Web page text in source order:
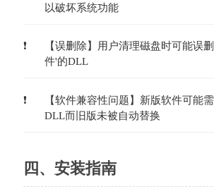
以破坏系统功能
【误删除】用户清理磁盘时可能误
件'的DLL
【软件兼容性问题】新版软件可能
DLL而旧版未被自动替换
四、安装指南